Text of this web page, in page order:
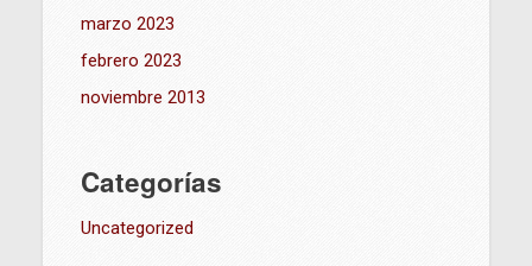
marzo 2023
febrero 2023
noviembre 2013
Categorías
Uncategorized